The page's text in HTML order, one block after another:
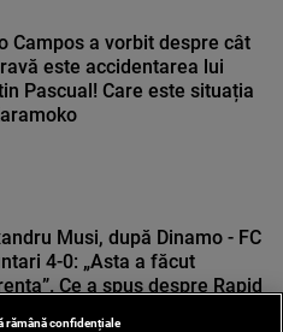
Campos a vorbit despre cât
este accidentarea lui
Pascual! Care este situația
Musi, după Dinamo - FC
4-0: „Asta a făcut
Ce a spus despre Rapid
rămână confidențiale